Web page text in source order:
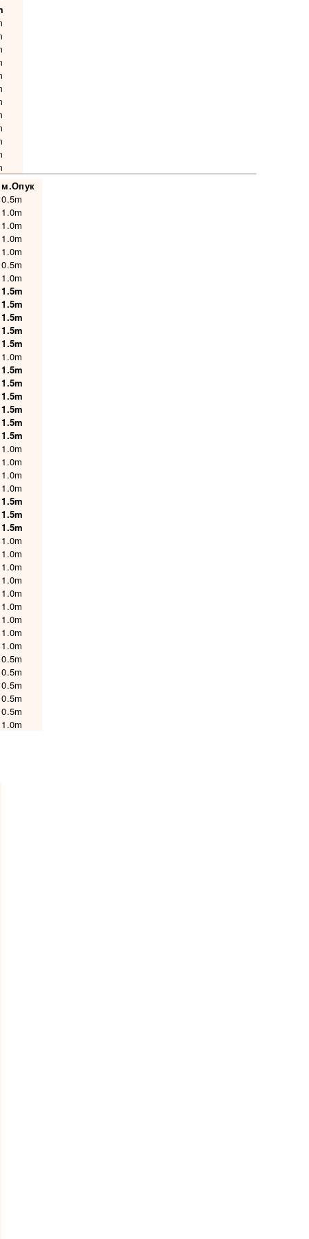
м.Опук
0.5m
1.0m
1.0m
1.0m
1.0m
0.5m
1.0m
1.5m
1.5m
1.5m
1.5m
1.5m
1.0m
1.5m
1.5m
1.5m
1.5m
1.5m
1.5m
1.0m
1.0m
1.0m
1.0m
1.5m
1.5m
1.5m
1.0m
1.0m
1.0m
1.0m
1.0m
1.0m
1.0m
1.0m
1.0m
0.5m
0.5m
0.5m
0.5m
0.5m
1.0m